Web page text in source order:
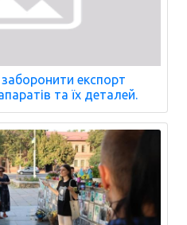
експорт
та їх деталей.